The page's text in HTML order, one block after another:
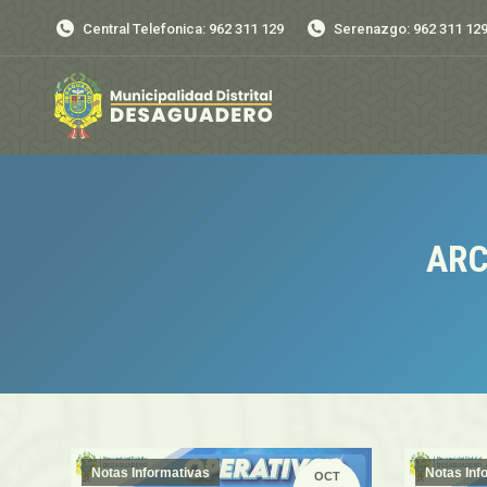
Central Telefonica: 962 311 129 Serenazgo: 962 311 129
OCT
Notas Informativas Notas